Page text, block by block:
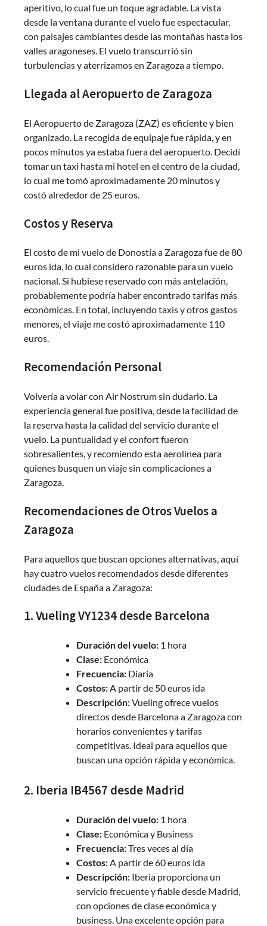
aperitivo, lo cual fue un toque agradable. La vista
desde la ventana durante el vuelo fue espectacular,
con paisajes cambiantes desde las montañas hasta los
valles aragoneses. El vuelo transcurrió sin
turbulencias y aterrizamos en Zaragoza a tiempo.
Llegada al Aeropuerto de Zaragoza
El Aeropuerto de Zaragoza (ZAZ) es eficiente y bien
organizado. La recogida de equipaje fue rápida, y en
pocos minutos ya estaba fuera del aeropuerto. Decidí
tomar un taxi hasta mi hotel en el centro de la ciudad,
lo cual me tomó aproximadamente 20 minutos y
costó alrededor de 25 euros.
Costos y Reserva
El costo de mi vuelo de Donostia a Zaragoza fue de 80
euros ida, lo cual considero razonable para un vuelo
nacional. Si hubiese reservado con más antelación,
probablemente podría haber encontrado tarifas más
económicas. En total, incluyendo taxis y otros gastos
menores, el viaje me costó aproximadamente 110
euros.
Recomendación Personal
Volvería a volar con Air Nostrum sin dudarlo. La
experiencia general fue positiva, desde la facilidad de
la reserva hasta la calidad del servicio durante el
vuelo. La puntualidad y el confort fueron
sobresalientes, y recomiendo esta aerolínea para
quienes busquen un viaje sin complicaciones a
Zaragoza.
Recomendaciones de Otros Vuelos a
Zaragoza
Para aquellos que buscan opciones alternativas, aquí
hay cuatro vuelos recomendados desde diferentes
ciudades de España a Zaragoza:
1. Vueling VY1234 desde Barcelona
Duración del vuelo: 1 hora
Clase: Económica
Frecuencia: Diaria
Costos:A partir de 50 euros ida
Descripción:Vueling ofrece vuelos
directos desde Barcelona a Zaragoza con
horarios convenientes y tarifas
competitivas. Ideal para aquellos que
buscan una opción rápida y económica.
2. Iberia IB4567 desde Madrid
Duración del vuelo: 1 hora
Clase: Económica y Business
Frecuencia:Tres veces al día
Costos:A partir de 60 euros ida
Descripción: Iberia proporciona un
servicio frecuente y fiable desde Madrid,
con opciones de clase económica y
business. Una excelente opción para